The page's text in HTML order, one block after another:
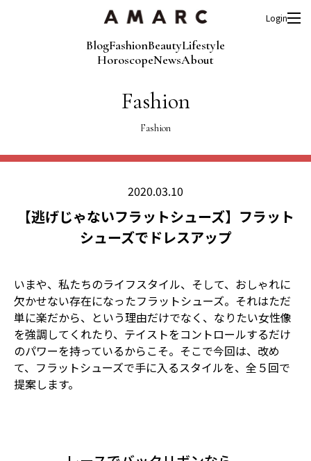
BlogFashionBeautyLifestyle
HoroscopeNewsAbout
Login
Fashion
Fashion
2020.03.10
【逃げじゃないフラットシューズ】フラット
シューズでドレスアップ
いまや、私たちのライフスタイル、そして、おしゃれに
欠かせない存在になったフラットシューズ。それはただ
単に楽だから、という理由だけでなく、なりたい女性像
を強調してくれたり、テイストをコントロールするだけ
のパワーを持っているからこそ。そこで今回は、改め
て、フラットシューズで手に入るスタイルを、全５回で
提案します。